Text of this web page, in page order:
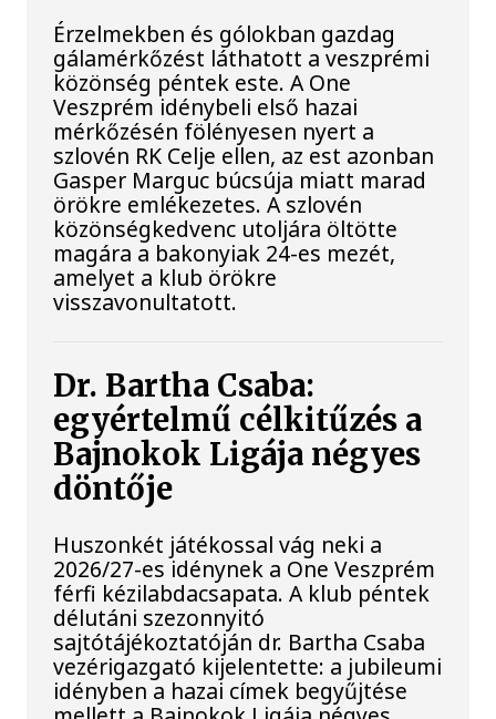
Érzelmekben és gólokban gazdag
gálamérkőzést láthatott a veszprémi
közönség péntek este. A One
Veszprém idénybeli első hazai
mérkőzésén fölényesen nyert a
szlovén RK Celje ellen, az est azonban
Gasper Marguc búcsúja miatt marad
örökre emlékezetes. A szlovén
közönségkedvenc utoljára öltötte
magára a bakonyiak 24-es mezét,
amelyet a klub örökre
visszavonultatott.
Dr. Bartha Csaba:
egyértelmű célkitűzés a
Bajnokok Ligája négyes
döntője
Huszonkét játékossal vág neki a
2026/27-es idénynek a One Veszprém
férfi kézilabdacsapata. A klub péntek
délutáni szezonnyitó
sajtótájékoztatóján dr. Bartha Csaba
vezérigazgató kijelentette: a jubileumi
idényben a hazai címek begyűjtése